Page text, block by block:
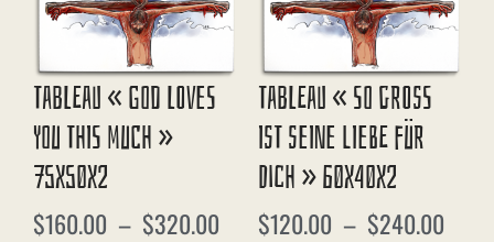
Tableau « God Loves
You This Much »
75X50X2
$160.00 – $320.00
Tableau « So Gross
Ist Seine Liebe Für
Dich » 60X40X2
$120.00 – $240.00